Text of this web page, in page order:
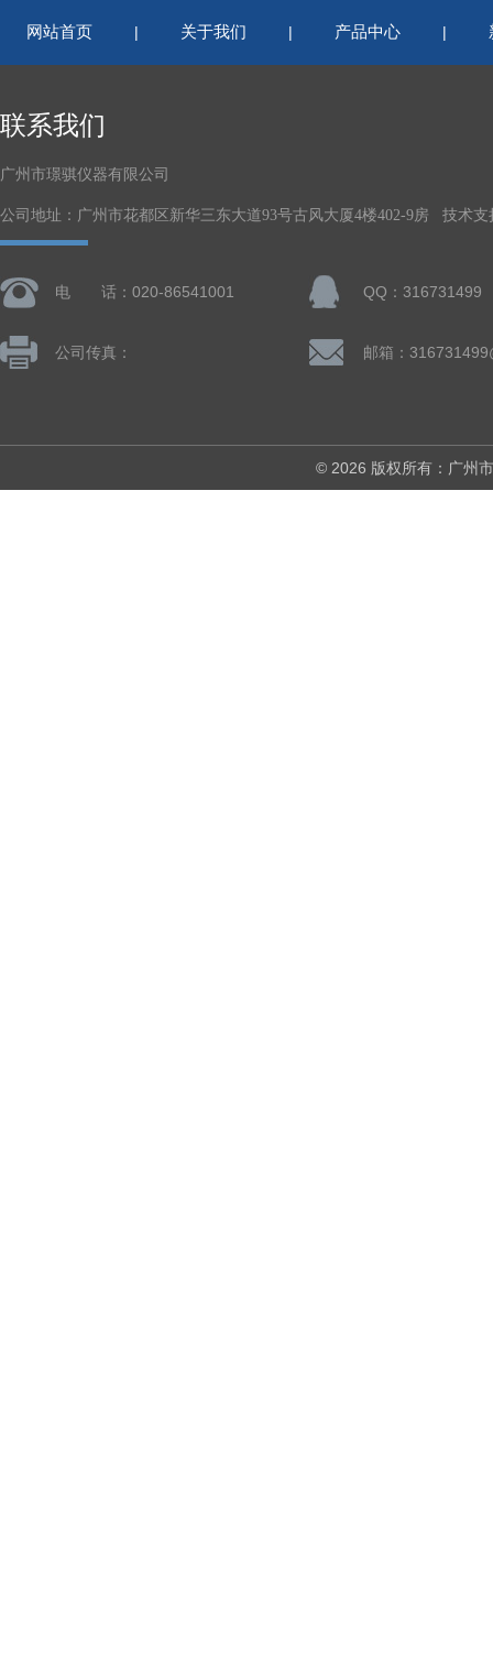
网站首页 | 关于我们 | 产品中心 |
联系我们
广州市璟骐仪器有限公司
公司地址：广州市花都区新华三东大道93号古风大厦4楼402-9房 技术支
电 话：020-86541001 QQ：316731499
公司传真： 邮箱：
© 2026 版权所有：广州